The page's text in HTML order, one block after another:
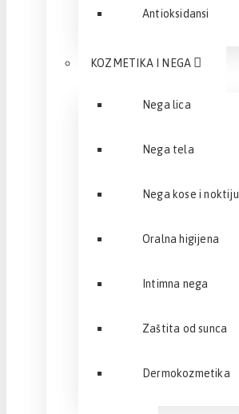
Antioksidansi
KOZMETIKA I NEGA
Nega lica
Nega tela
Nega kose i noktiju
Oralna higijena
Intimna nega
Zaštita od sunca
Dermokozmetika